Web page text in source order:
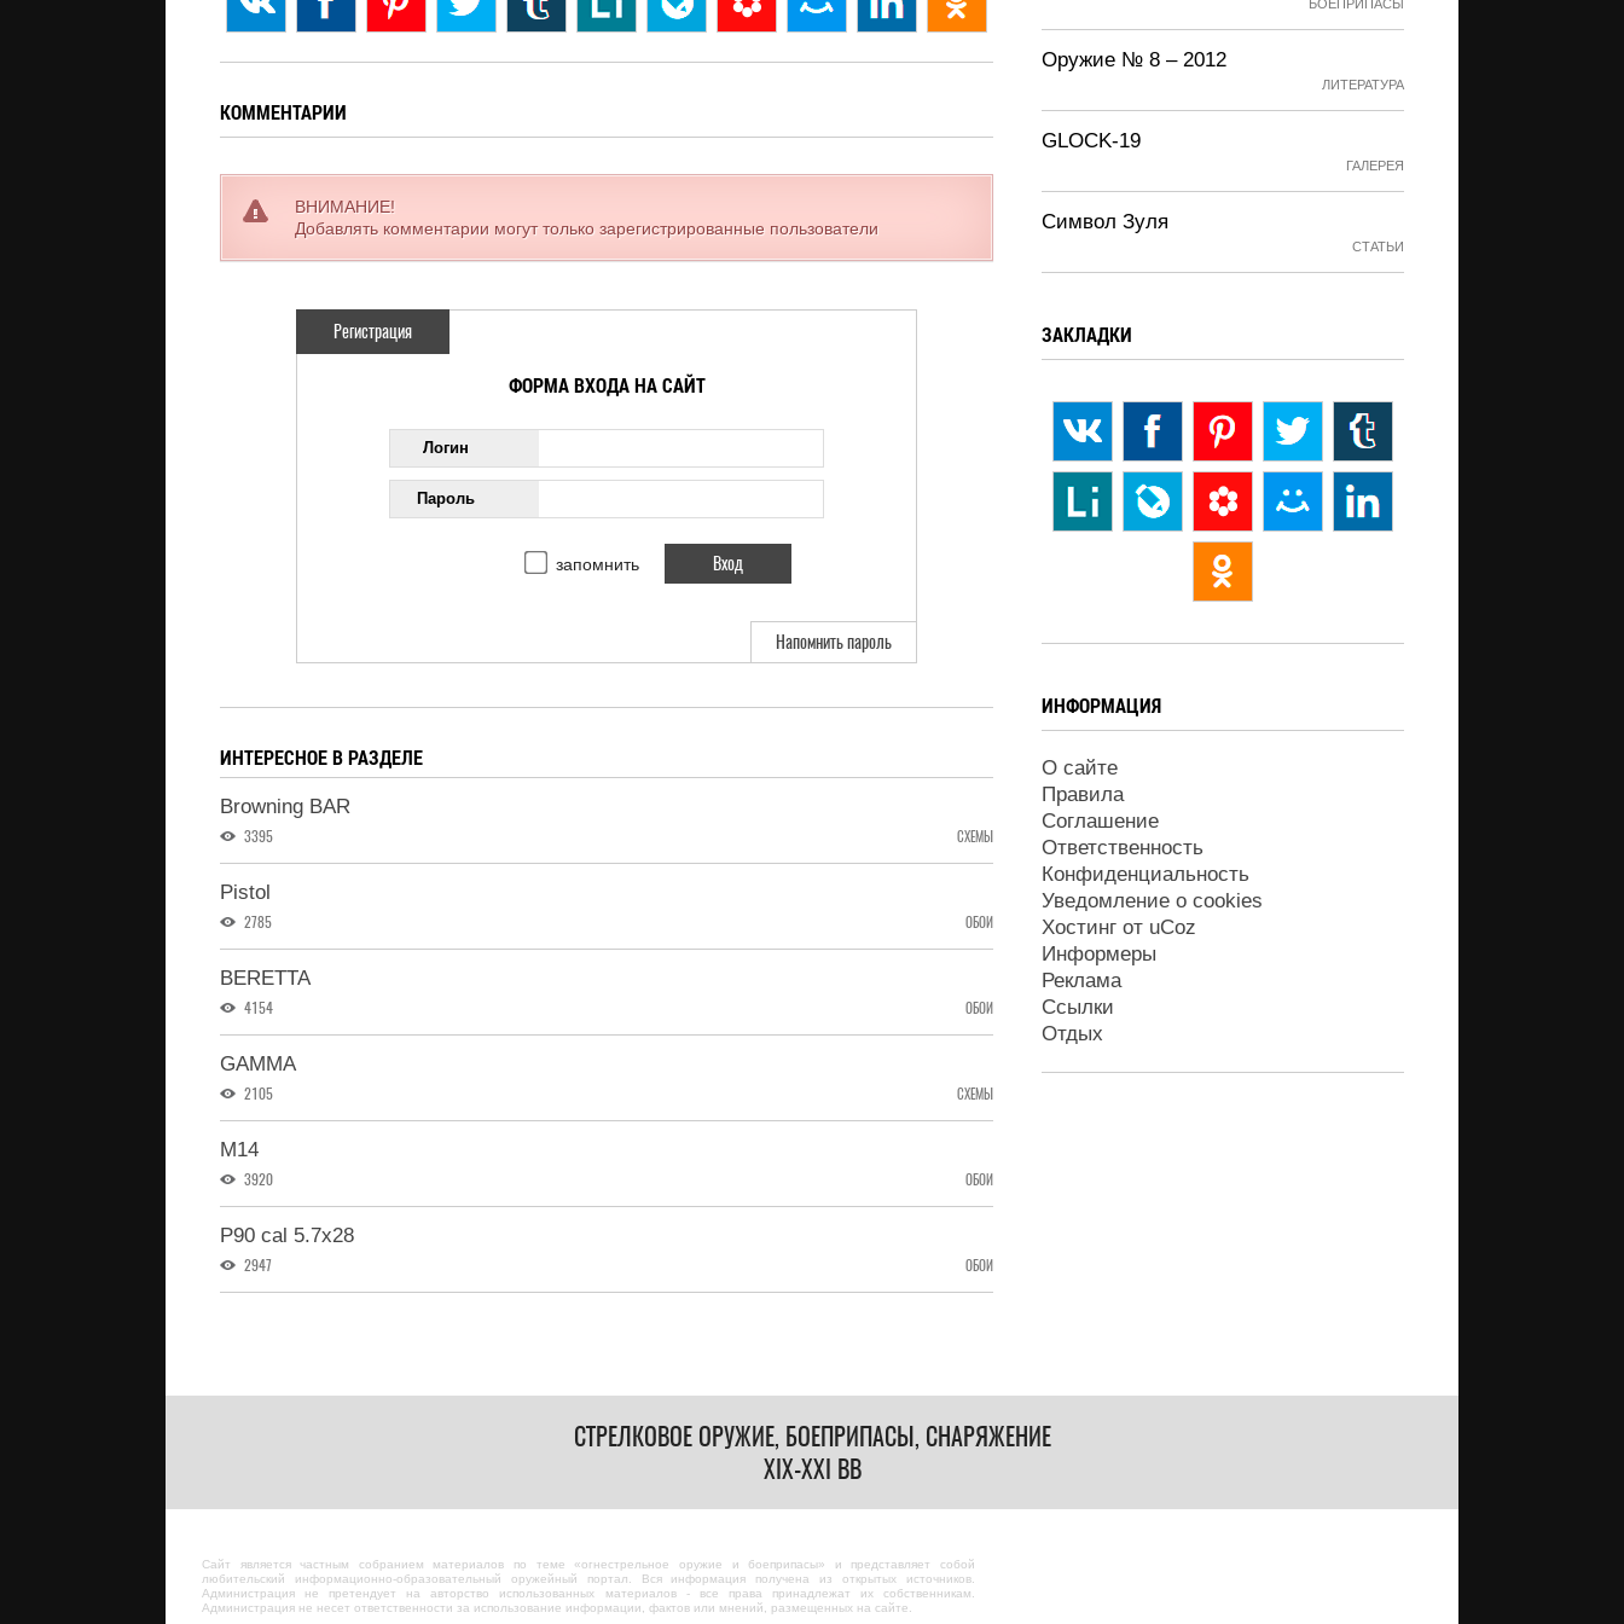
КОММЕНТАРИИ
ВНИМАНИЕ!
Добавлять комментарии могут только зарегистрированные пользователи
Регистрация
ФОРМА ВХОДА НА САЙТ
Логин
Пароль
запомнить
Напомнить пароль
ИНТЕРЕСНОЕ В РАЗДЕЛЕ
Browning BAR
3395 СХЕМЫ
Pistol
2785 ОБОИ
BERETTA
4154 ОБОИ
GAMMA
2105 СХЕМЫ
M14
3920 ОБОИ
P90 cal 5.7x28
2947 ОБОИ
БОЕПРИПАСЫ
Оружие № 8 – 2012
ЛИТЕРАТУРА
GLOCK-19
ГАЛЕРЕЯ
Символ Зуля
СТАТЬИ
ЗАКЛАДКИ
ИНФОРМАЦИЯ
О сайте
Правила
Соглашение
Ответственность
Конфиденциальность
Уведомление о cookies
Хостинг от uCoz
Информеры
Реклама
Ссылки
Отдых
СТРЕЛКОВОЕ ОРУЖИЕ, БОЕПРИПАСЫ, СНАРЯЖЕНИЕ
XIX-XXI ВВ
Сайт является частным собранием материалов по теме «огнестрельное оружие и боеприпасы» и представляет собой
любительский информационно-образовательный оружейный портал. Вся информация получена из открытых источников.
Администрация не претендует на авторство использованных материалов - все права принадлежат их собственникам.
Администрация не несет ответственности за использование информации, фактов или мнений, размещенных на сайте.